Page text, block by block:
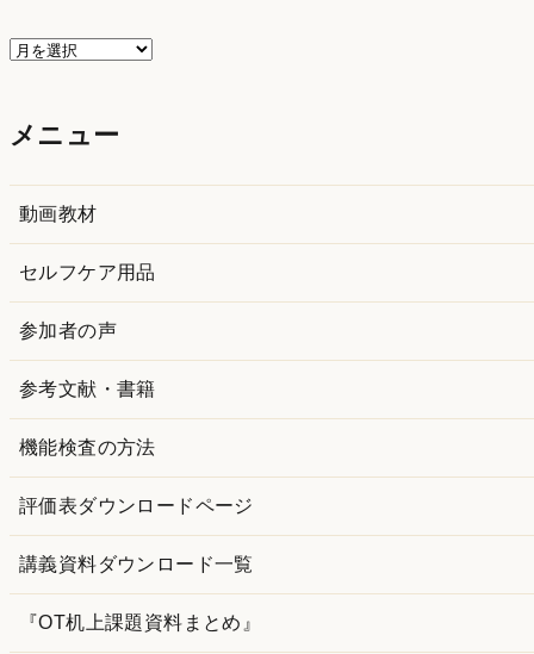
ア
イ
メニュー
動画教材
セルフケア用品
参加者の声
参考文献・書籍
機能検査の方法
評価表ダウンロードページ
講義資料ダウンロード一覧
『OT机上課題資料まとめ』